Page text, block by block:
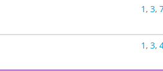
1, 3,
1, 3,